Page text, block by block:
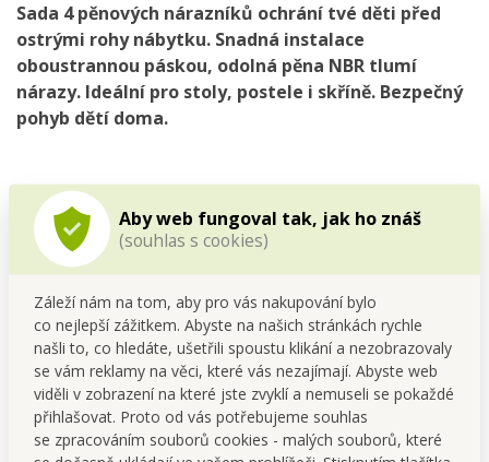
Aby web fungoval tak, jak ho znáš
(souhlas s cookies)
Záleží nám na tom, aby pro vás nakupování bylo
co nejlepší zážitkem. Abyste na našich stránkách rychle
našli to, co hledáte, ušetřili spoustu klikání a nezobrazovaly
se vám reklamy na věci, které vás nezajímají. Abyste web
viděli v zobrazení na které jste zvyklí a nemuseli se pokaždé
přihlašovat. Proto od vás potřebujeme souhlas
se zpracováním souborů cookies - malých souborů, které
Sada 4 pěnových nárazníků ochrání tvé děti před
ostrými rohy nábytku. Snadná instalace
oboustrannou páskou, odolná pěna NBR tlumí
nárazy. Ideální pro stoly, postele i skříně. Bezpečný
pohyb dětí doma.
Ostré rohy nábytku už nejsou hrozbou! Praktickéochranné
pěnové rohy NÁRAZNÍKspolehlivě tlumí nárazy a chrání
děti před nechtěným poraněním. Díky samolepicí pásce je
jejich instalace rychlá a snadná – bez vrtání a nářadí.
Hlavní výhody
Sada 4 ks– kompletní ochrana pro více kusů nábytku.
Bezpečný domov– zabrání úrazům o ostré rohy.
Tlumení nárazů– silná pěna pohlcuje energii nárazu.
Snadná instalace– pomocí oboustranné lepicí pásky